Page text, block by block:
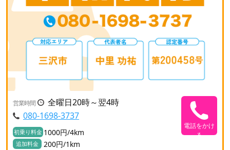
営業時間
全曜日20時～翌4時
080-1698-3737
初乗り料金 1000円/4km
追加料金 200円/1km
電話をかけ
る